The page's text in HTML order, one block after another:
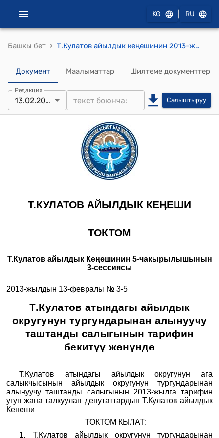
KG RU
Башкы бет › Т.Кулатов айылдык кеңешинин 2013-жылдын 13-февралындагы № 3-5 "Т.Кулатов атындагы айылдык округунун тургундарынан алынуучу таштанды салыгынын тарифин бекитүү жөнүндө" токтому
Документ Маалыматтар Шилтеме документтер
Редакция
13.02.2015 Салыштыруу